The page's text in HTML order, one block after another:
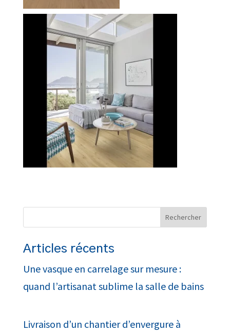
Articles récents
Une vasque en carrelage sur mesure :
quand l’artisanat sublime la salle de bains
Livraison d’un chantier d’envergure à